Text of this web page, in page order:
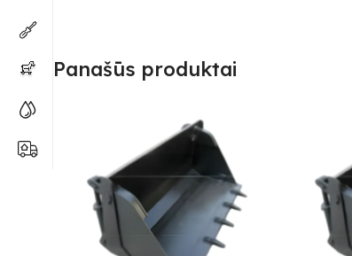
Panašūs produktai